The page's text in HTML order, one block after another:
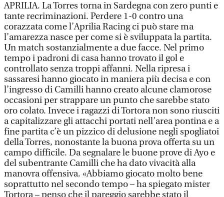
APRILIA. La Torres torna in Sardegna con zero punti e
tante recriminazioni. Perdere 1-0 contro una
corazzata come l’Aprilia Racing ci può stare ma
l’amarezza nasce per come si è sviluppata la partita.
Un match sostanzialmente a due facce. Nel primo
tempo i padroni di casa hanno trovato il gol e
controllato senza troppi affanni. Nella ripresa i
sassaresi hanno giocato in maniera più decisa e con
l’ingresso di Camilli hanno creato alcune clamorose
occasioni per strappare un punto che sarebbe stato
oro colato. Invece i ragazzi di Tortora non sono riusciti
a capitalizzare gli attacchi portati nell’area pontina e a
fine partita c’è un pizzico di delusione negli spogliatoi
della Torres, nonostante la buona prova offerta su un
campo difficile. Da segnalare le buone prove di Ayo e
del subentrante Camilli che ha dato vivacità alla
manovra offensiva. «Abbiamo giocato molto bene
soprattutto nel secondo tempo – ha spiegato mister
Tortora – penso che il pareggio sarebbe stato il